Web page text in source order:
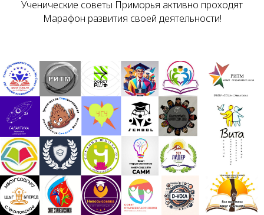
Ученические советы Приморья активно проходят
Марафон развития своей деятельности!